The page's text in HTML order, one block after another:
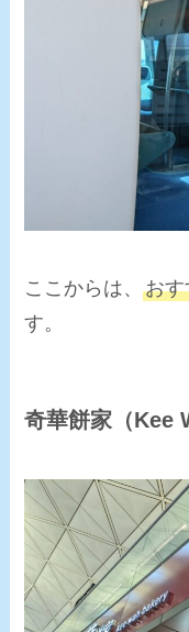
ここからは、お
す。
奇華餅家（Kee